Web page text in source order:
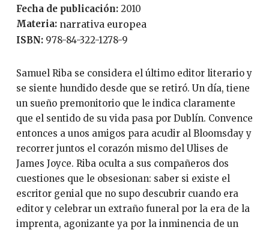
Fecha de publicación:
2010
Materia: narrativa europea
ISBN: 978-84-322-1278-9
Samuel Riba se considera el último editor literario y
se siente hundido desde que se retiró. Un día, tiene
un sueño premonitorio que le indica claramente
que el sentido de su vida pasa por Dublín. Convence
entonces a unos amigos para acudir al Bloomsday y
recorrer juntos el corazón mismo del Ulises de
James Joyce. Riba oculta a sus compañeros dos
cuestiones que le obsesionan: saber si existe el
escritor genial que no supo descubrir cuando era
editor y celebrar un extraño funeral por la era de la
imprenta, agonizante ya por la inminencia de un